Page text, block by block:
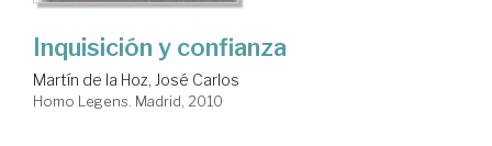
Inquisición y confianza
Martín de la Hoz, José Carlos
Homo Legens. Madrid, 2010